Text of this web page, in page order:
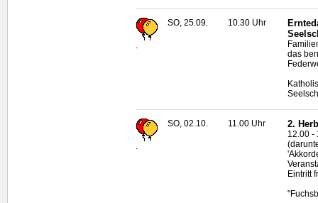
.
SO, 25.09. 10.30 Uhr
das
SO, 02.10. 11.00 Uhr 2.
12.00 -
Eintritt